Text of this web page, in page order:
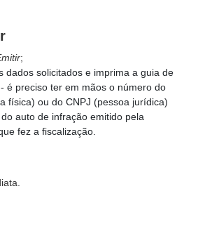
;
dados solicitados e imprima a guia de
é preciso ter em mãos o número do
física) ou do CNPJ (pessoa jurídica)
auto de infração emitido pela
fez a fiscalização.